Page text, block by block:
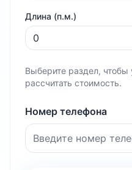
Длина (п.м.)
Выберите раздел, чтобы
рассчитать стоимость.
Номер телефона